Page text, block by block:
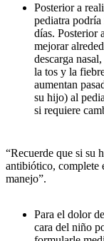
Posterior a
pediatra
días. Posterior
mejorar
descarga
la tos y la
aumentan
su hijo) al
si requiere
“Recuerde que si su
antibiótico, complete
manejo”.
Para el dolor
cara del niño